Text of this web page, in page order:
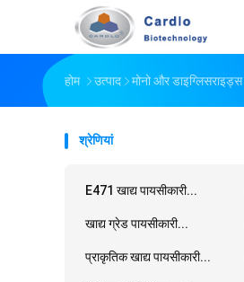
होम उत्पाद मोनो और डाइग्लिसराइड्स
श्रेणियां
E471 खाद्य पायसीकारी...
खाद्य ग्रेड पायसीकारी...
प्राकृतिक खाद्य पायसीकारी...